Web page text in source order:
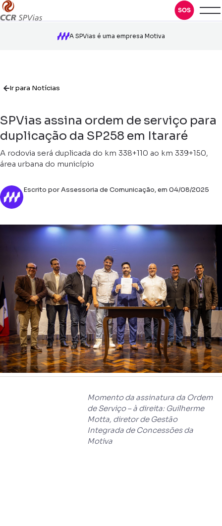
A SPVias é uma empresa Motiva
Ir para Notícias
SPVias assina ordem de serviço para
duplicação da SP258 em Itararé
A rodovia será duplicada do km 338+110 ao km 339+150,
área urbana do município
Escrito por Assessoria de Comunicação, em 04/08/2025
Momento da assinatura da Ordem
de Serviço – à direita: Guilherme
Motta, diretor de Gestão
Integrada de Concessões da
Motiva